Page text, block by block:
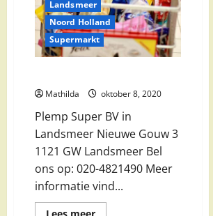
Landsmeer
Noord Holland
Supermarkt
Mathilda oktober 8, 2020
Plemp Super BV in
Landsmeer Nieuwe Gouw 3
1121 GW Landsmeer Bel
ons op: 020-4821490 Meer
informatie vind...
Lees